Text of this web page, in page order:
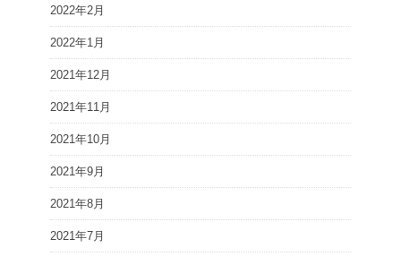
2022年2月
2022年1月
2021年12月
2021年11月
2021年10月
2021年9月
2021年8月
2021年7月